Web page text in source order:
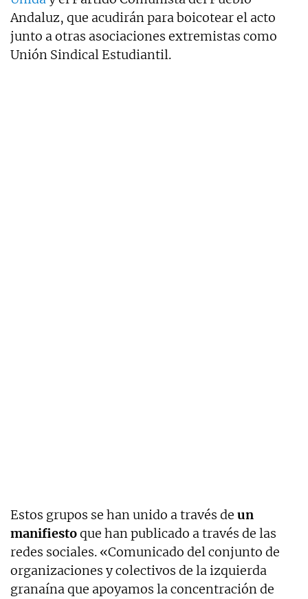
Andaluz, que acudirán para boicotear el acto
junto a otras asociaciones extremistas como
Unión Sindical Estudiantil.
Estos grupos se han unido a través de un
manifiestoque han publicado a través de las
redes sociales. «Comunicado del conjunto de
organizaciones y colectivos de la izquierda
granaína que apoyamos la concentración de